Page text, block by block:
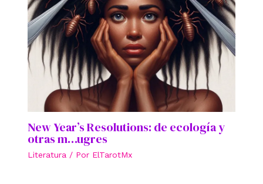
New Year’s Resolutions: de ecología y
otras m…ugres
Literatura / Por ElTarotMx